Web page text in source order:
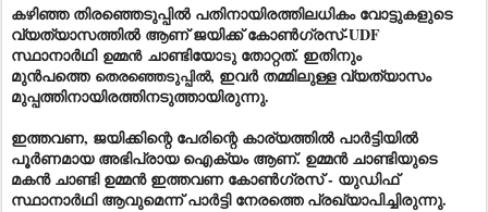
കഴിഞ്ഞ തിരഞ്ഞെടുപ്പിൽ പതിനായിരത്തിലധികം വോട്ടുകളുടെ
വ്യത്യാസത്തിൽ ആണ് ജയിക്ക് കോൺഗ്രസ്-UDF
സ്ഥാനാർഥി ഉമ്മൻചാണ്ടിയോടു തോറ്റത്. ഇതിനും
മുൻപത്തെ തെരഞ്ഞെടുപ്പിൽ, ഇവർ തമ്മിലുള്ള വ്യത്യാസം
മുപ്പത്തിനായിരത്തിനടുത്തായിരുന്നു.
ഇത്തവണ, ജയിക്കിന്റെ പേരിന്റെ കാര്യത്തിൽ പാർട്ടിയിൽ
പൂർണമായ അഭിപ്രായ ഐക്യം ആണ്. ഉമ്മൻ ചാണ്ടിയുടെ
മകൻ ചാണ്ടി ഉമ്മൻ ഇത്തവണ കോൺഗ്രസ് - യുഡിഫ്
സ്ഥാനാർഥി ആവുമെന്ന് പാർട്ടി നേരത്തെ പ്രഖ്യാപിച്ചിരുന്നു.